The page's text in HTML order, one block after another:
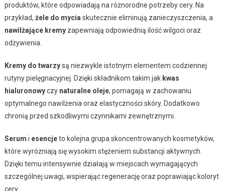
produktów, które odpowiadają na różnorodne potrzeby cery. Na
przykład, żele do mycia skutecznie eliminują zanieczyszczenia, a
nawilżające kremyzapewniają odpowiednią ilość wilgoci oraz
odżywienia.
Kremy do twarzysą niezwykle istotnym elementem codziennej
rutyny pielęgnacyjnej. Dzięki składnikom takim jak kwas
hialuronowyczy naturalne oleje, pomagają w zachowaniu
optymalnego nawilżenia oraz elastyczności skóry. Dodatkowo
chronią przed szkodliwymi czynnikami zewnętrznymi.
Serum i esencjeto kolejna grupa skoncentrowanych kosmetyków,
które wyróżniają się wysokim stężeniem substancji aktywnych.
Dzięki temu intensywnie działają w miejscach wymagających
szczególnej uwagi, wspierając regenerację oraz poprawiając koloryt
cery.